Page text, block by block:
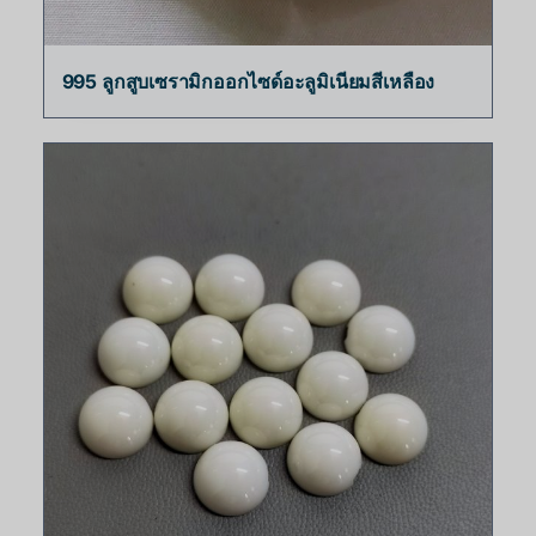
995 ลูกสูบเซรามิกออกไซด์อะลูมิเนียมสีเหลือง